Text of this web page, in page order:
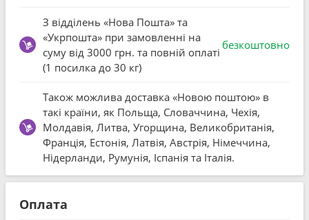
З відділень «Нова Пошта» та
«Укрпошта» при замовленні на
суму від 3000 грн. та повній оплаті
(1 посилка до 30 кг)
безкоштовно
Також можлива доставка «Новою поштою» в
такі країни, як Польща, Словаччина, Чехія,
Молдавія, Литва, Угорщина, Великобританія,
Франція, Естонія, Латвія, Австрія, Німеччина,
Нідерланди, Румунія, Іспанія та Італія.
Оплата